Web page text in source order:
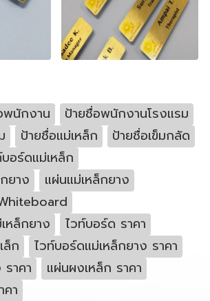
พนักงาน
ป้ายชื่อพนักงานโรงแรม
ป้ายชื่อแม่เหล็ก
ป้ายชื่อเข็มกลัด
อร์ดแม่เหล็ก
ยาง
แผ่นแม่เหล็กยาง
หล็กยาง
ไวท์บอร์ด ราคา
ล็ก
ไวท์บอร์ดแม่เหล็กยาง ราคา
าคา
แผ่นผงเหล็ก ราคา
า